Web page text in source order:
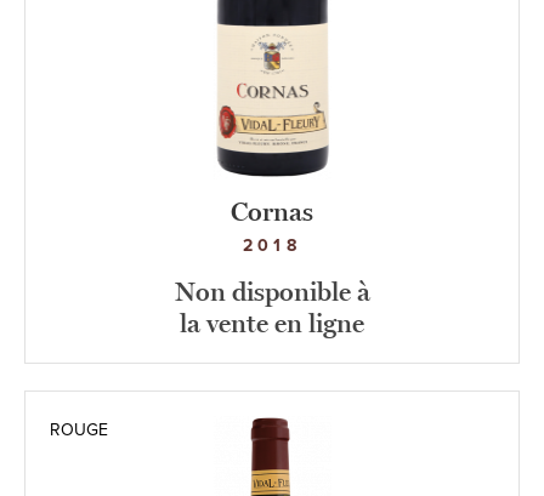
Cornas
2018
Non disponible à
la vente en ligne
ROUGE